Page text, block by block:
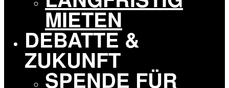
MIETEN
DEBATTE &
ZUKUNFT
SPENDE FÜR